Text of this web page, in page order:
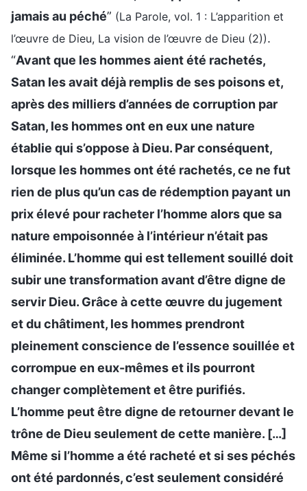
jamais au péché” (La Parole, vol. 1 : L’apparition et
l’œuvre de Dieu, La vision de l’œuvre de Dieu (2)).
“Avant que les hommes aient été rachetés,
Satan les avait déjà remplis de ses poisons et,
après des milliers d’années de corruption par
Satan, les hommes ont en eux une nature
établie qui s’oppose à Dieu. Par conséquent,
lorsque les hommes ont été rachetés, ce ne fut
rien de plus qu’un cas de rédemption payant un
prix élevé pour racheter l’homme alors que sa
nature empoisonnée à l’intérieur n’était pas
éliminée. L’homme qui est tellement souillé doit
subir une transformation avant d’être digne de
servir Dieu. Grâce à cette œuvre du jugement
et du châtiment, les hommes prendront
pleinement conscience de l’essence souillée et
corrompue en eux-mêmes et ils pourront
changer complètement et être purifiés.
L’homme peut être digne de retourner devant le
trône de Dieu seulement de cette manière. […]
Même si l’homme a été racheté et si ses péchés
ont été pardonnés, c’est seulement considéré